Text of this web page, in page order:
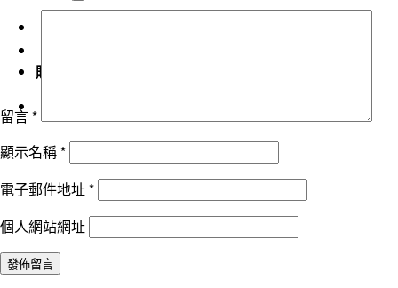
關
購物車
留言*
顯示名稱*
電子郵件地址*
個人網站網址